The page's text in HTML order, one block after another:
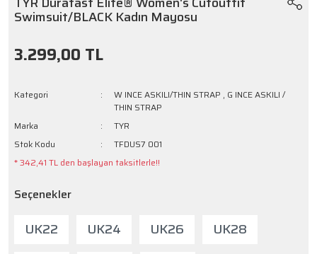
Swimsuit/BLACK Kadın Mayosu
3.299,00 TL
Kategori W INCE ASKILI/THIN STRAP , G INCE ASKILI /
THIN STRAP
Marka
TYR
Stok Kodu
TFDUS7 001
* 342,41 TL den başlayan taksitlerle!!
Seçenekler
UK22 UK24 UK26
UK28